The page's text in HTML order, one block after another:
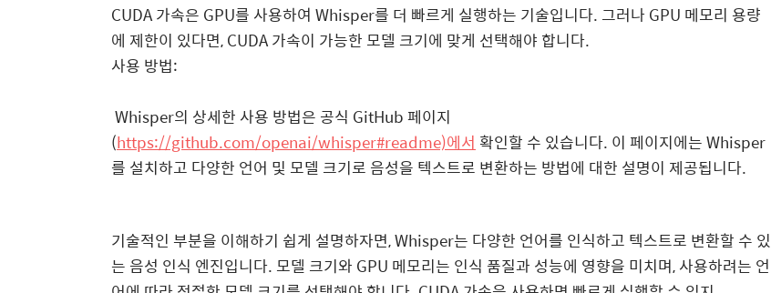
CUDA 가속은 GPU를 사용하여 Whisper를 더 빠르게 실행하는 기술입니다. 그러나 GPU 메모리 용량
에 제한이 있다면, CUDA 가속이 가능한 모델 크기에 맞게 선택해야 합니다.
사용 방법:
Whisper의 상세한 사용 방법은 공식 GitHub 페이지
(https://github.com/openai/whisper#readme)에서 확인할 수 있습니다. 이 페이지에는 Whisper
를 설치하고 다양한 언어 및 모델 크기로 음성을 텍스트로 변환하는 방법에 대한 설명이 제공됩니다.
기술적인 부분을 이해하기 쉽게 설명하자면, Whisper는 다양한 언어를 인식하고 텍스트로 변환할 수 있
는 음성 인식 엔진입니다. 모델 크기와 GPU 메모리는 인식 품질과 성능에 영향을 미치며, 사용하려는 언